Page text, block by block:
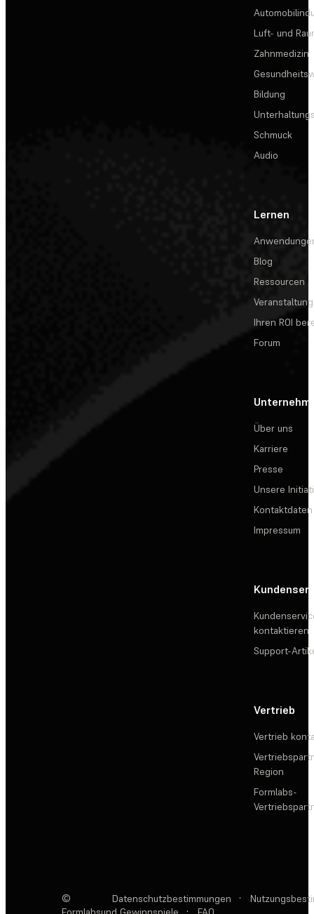
Luft- und
Zahnmedizin
Bildung
Schmuck
Audio
Lernen
Blog
Ressourcen
Ihren ROI
Forum
Über uns
Karriere
Presse
Unsere
Kontaktdaten
Impressum
kontaktieren
Support-
Vertrieb
Vertrieb
Region
Formlabs-
©
Datenschutzbestimmungen ·